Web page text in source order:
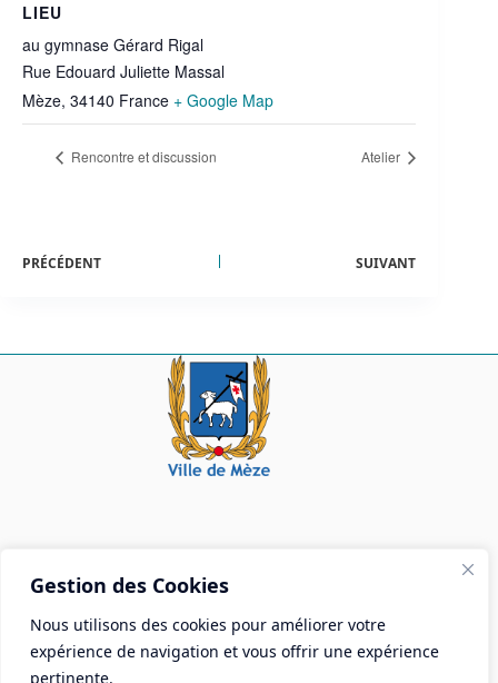
Gestion des Cookies
Nous utilisons des cookies pour améliorer votre
expérience de navigation et vous offrir une expérience
pertinente.
LIEU
au gymnase Gérard Rigal
Rue Edouard Juliette Massal
Mèze, 34140 France + Google Map
Rencontre et discussion Atelier
PRÉCÉDENT SUIVANT
Mairie de Mèze
Place Aristide Briand - BP 28 34140 Mèze
Tél :04 67 18 30 30
Mail :